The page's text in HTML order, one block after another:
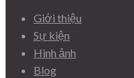
Giới thiệu
Sự kiện
Hình ảnh
Blog